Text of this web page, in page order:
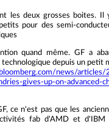
les deux grosses boites. Il
pour des semi-
quand même. GF a
depuis un petit
news/
gives-up-on-advanced-
ce n'est pas que les
fab d'AMD et d'IBM